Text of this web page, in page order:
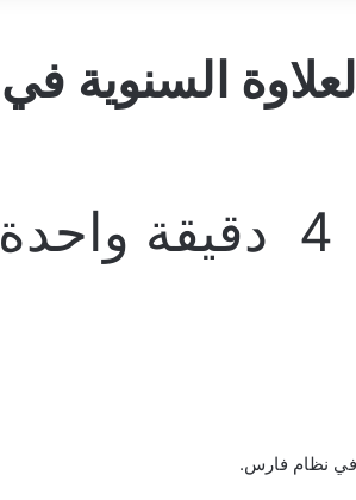
السنوية في
دقيقة واحدة
في نظام فارس.